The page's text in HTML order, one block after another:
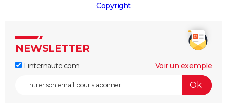
Copyright
NEWSLETTER
Linternaute.com Voir un exemple